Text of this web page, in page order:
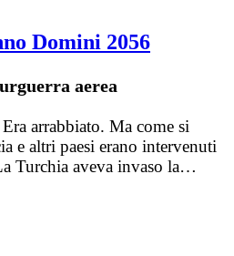
Domini 2056
aerea
arrabbiato. Ma come si
e altri paesi erano intervenuti
Turchia aveva invaso la…